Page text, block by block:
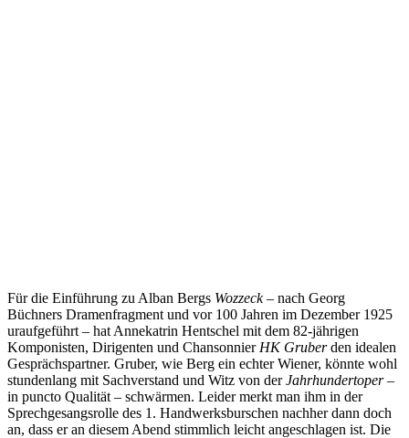
Für die Einführung zu Alban Bergs Wozzeck– nach Georg
Büchners Dramenfragment und vor 100 Jahren im Dezember 1925
uraufgeführt – hat Annekatrin Hentschel mit dem 82-jährigen
Komponisten, Dirigenten und Chansonnier HK Gruberden idealen
Gesprächspartner. Gruber, wie Berg ein echter Wiener, könnte wohl
stundenlang mit Sachverstand und Witz von derJahrhundertoper–
in puncto Qualität – schwärmen. Leider merkt man ihm in der
Sprechgesangsrolle des 1. Handwerksburschen nachher dann doch
an, dass er an diesem Abend stimmlich leicht angeschlagen ist. Die